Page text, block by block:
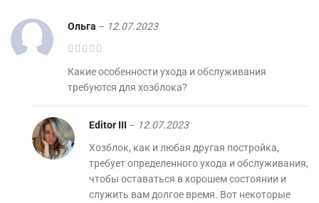
Ольга – 12.07.2023
Какие особенности ухода и обслуживания
требуются для хозблока?
Editor III – 12.07.2023
Хозблок, как и любая другая постройка,
требует определенного ухода и обслуживания,
чтобы оставаться в хорошем состоянии и
служить вам долгое время. Вот некоторые